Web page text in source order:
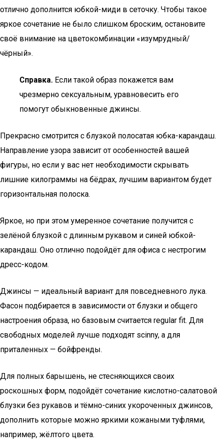
отлично дополнится юбкой-миди в сеточку. Чтобы такое
яркое сочетание не было слишком броским, остановите
своё внимание на цветокомбинации «изумрудный/
чёрный».
Справка. Если такой образ покажется вам
чрезмерно сексуальным, уравновесить его
помогут обыкновенные джинсы.
Прекрасно смотрится с блузкой полосатая юбка-карандаш.
Направление узора зависит от особенностей вашей
фигуры, но если у вас нет необходимости скрывать
лишние килограммы на бёдрах, лучшим вариантом будет
горизонтальная полоска.
Яркое, но при этом умеренное сочетание получится с
зелёной блузкой с длинным рукавом и синей юбкой-
карандаш. Оно отлично подойдёт для офиса с нестрогим
дресс-кодом.
Джинсы — идеальный вариант для повседневного лука.
Фасон подбирается в зависимости от блузки и общего
настроения образа, но базовым считается regular fit. Для
свободных моделей лучше подходят scinny, а для
приталенных — бойфренды.
Для полных барышень, не стесняющихся своих
роскошных форм, подойдёт сочетание кислотно-салатовой
блузки без рукавов и тёмно-синих укороченных джинсов,
дополнить которые можно яркими кожаными туфлями,
например, жёлтого цвета.